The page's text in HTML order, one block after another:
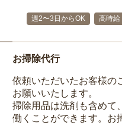
週2〜3日からOK 高時給
お掃除代行
依頼いただいたお客様の
お願いいたします。
掃除用品は洗剤も含めて
働くことができます。お